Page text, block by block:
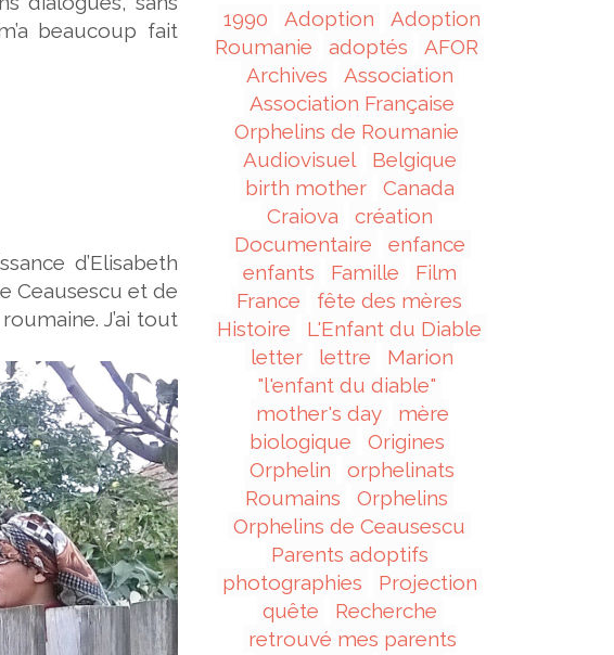
beaucoup fait
d’Elisabeth
Ceausescu et de
J’ai tout
1990 Adoption
Adoption
Roumanie
adoptés
AFOR
Archives
Association
Association Française
Orphelins de Roumanie
Audiovisuel
Belgique
birth mother
Canada
Craiova
création
Documentaire
enfance
enfants
Famille
Film
France
fête des mères
Histoire
L'Enfant du Diable
letter
lettre
Marion
"l'enfant du diable"
mother's day
mère
biologique
Origines
Orphelin
orphelinats
Roumains
Orphelins
Orphelins de Ceausescu
Parents adoptifs
photographies
Projection
quête
Recherche
retrouvé mes parents